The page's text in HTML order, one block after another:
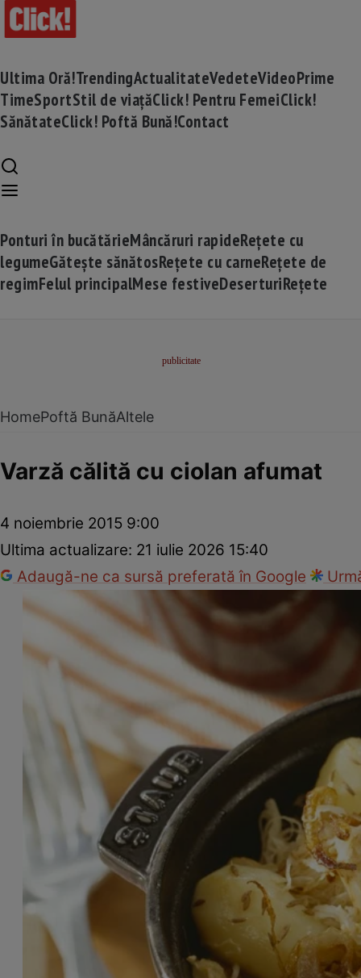
Ultima Oră!TrendingActualitateVedeteVideoPrime
TimeSportStil de viațăClick! Pentru FemeiClick!
SănătateClick! Poftă Bună!Contact
Ponturi în bucătărieMâncăruri rapideRețete cu
legumeGătește sănătosRețete cu carneRețete de
regimFelul principalMese festiveDeserturiRețete
HomePoftă BunăAltele
Varză călită cu ciolan afumat
4 noiembrie 2015 9:00
Ultima actualizare: 21 iulie 2026 15:40
Adaugă-ne ca sursă preferată în Google